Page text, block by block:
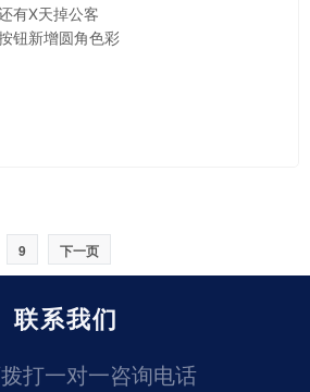
有X天掉公客
钮新增圆角色彩
9 下一页
联系我们
打一对一咨询电话